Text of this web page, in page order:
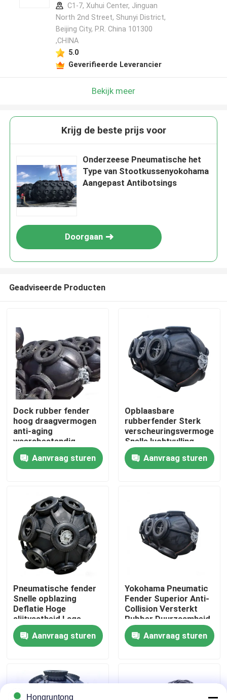
Thuis
Producten
Video's
Over ons
Fabriekstocht
Kwaliteitscontrole
Vraag een offerte
Dok Rubberstootkussen
Pneumatisch Rubberstootkussen
C1-7, Xuhui Center, Jinguan
North 2nd Street, Shunyi District,
Beijing City, P.R. China 101300
,CHINA
5.0
Geverifieerde Leverancier
Bekijk meer
Krijg de beste prijs voor
Onderzeese Pneumatische het
Type van Stootkussenyokohama
Aangepast Antibotsings
Doorgaan
Geadviseerde Producten
Dock rubber fender
hoog draagvermogen
anti-aging
weersbestendig
Aanvraag sturen
Opblaasbare
rubberfender Sterk
verscheuringsvermogen
Snelle luchtvulling
Lange levensduur
Aanvraag sturen
Pneumatische fender
Snelle opblazing
Deflatie Hoge
slijtvastheid Lage
dagelijkse onderhoud
Aanvraag sturen
Yokohama Pneumatic
Fender Superior Anti-
Collision Versterkt
Rubber Duurzaamheid
Stabiel
Aanvraag sturen
Hongruntong